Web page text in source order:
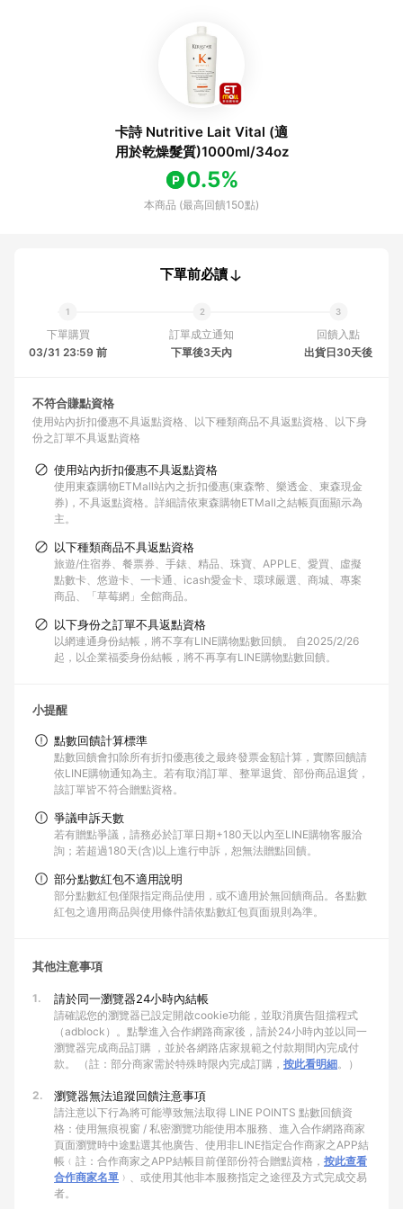
卡詩 Nutritive Lait Vital (適
用於乾燥髮質)1000ml/34oz
0.5%
本商品 (最高回饋150點)
下單前必讀
下單購買
03/31 23:59 前
訂單成立通知
下單後3天內
回饋入點
出貨日30天後
不符合賺點資格
使用站內折扣優惠不具返點資格 以下種類商品不具返點資格
以下身
份之訂單不具返點資格
使用站內折扣優惠不具返點資格
使用東森購物ETMall站內之折扣優惠(東森幣、樂透金、東森現金
券)，不具返點資格。詳細請依東森購物ETMall之結帳頁面顯示為
主。
以下種類商品不具返點資格
旅遊/住宿券、餐票券、手錶、精品、珠寶、APPLE、愛買、虛擬
點數卡、悠遊卡、一卡通、icash愛金卡、環球嚴選、商城、專案
商品、「草莓網」全館商品。
以下身份之訂單不具返點資格
以網連通身份結帳，將不享有LINE購物點數回饋。 自2025/2/26
起，以企業福委身份結帳，將不再享有LINE購物點數回饋。
小提醒
點數回饋計算標準
點數回饋會扣除所有折扣優惠後之最終發票金額計算，實際回饋請
依LINE購物通知為主。若有取消訂單、整單退貨、部份商品退貨，
該訂單皆不符合贈點資格。
爭議申訴天數
若有贈點爭議，請務必於訂單日期+180天以內至LINE購物客服洽
詢；若超過180天(含)以上進行申訴，恕無法贈點回饋。
部分點數紅包不適用說明
部分點數紅包僅限指定商品使用，或不適用於無回饋商品。各點數
紅包之適用商品與使用條件請依點數紅包頁面規則為準。
其他注意事項
1. 請於同一瀏覽器24小時內結帳
請確認您的瀏覽器已設定開啟cookie功能，並取消廣告阻擋程式
（adblock）。點擊進入合作網路商家後，請於24小時內並以同一
瀏覽器完成商品訂購 ，並於各網路店家規範之付款期間內完成付
款。 （註：部分商家需於特殊時限內完成訂購， 按此看明細。）
2. 瀏覽器無法追蹤回饋注意事項
請注意以下行為將可能導致無法取得 LINE POINTS 點數回饋資
格：使用無痕視窗 / 私密瀏覽功能使用本服務、進入合作網路商家
頁面瀏覽時中途點選其他廣告、使用非LINE指定合作商家之APP結
帳﹙註：合作商家之APP結帳目前僅部份符合贈點資格， 按此查看
合作商家名單 ﹚、或使用其他非本服務指定之途徑及方式完成交易
者。